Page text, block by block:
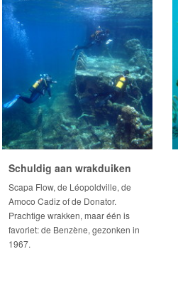
Schuldig aan wrakduiken
Scapa Flow, de Léopoldville, de
Amoco Cadiz of de Donator.
Prachtige wrakken, maar één is
favoriet: de Benzène, gezonken in
1967.